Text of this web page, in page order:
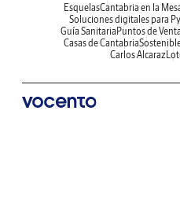
EsquelasCantabria en la
Soluciones digitales para
Guía SanitariaPuntos de Venta
Casas de Cantabria
Carlos Alcaraz